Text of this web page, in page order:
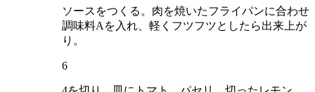
ソースをつくる。肉を焼いたフライパンに合わせ
調味料Aを入れ、軽くフツフツとしたら出来上が
り。
6